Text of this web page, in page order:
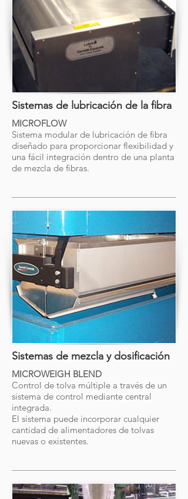
Sistemas de lubricación de la fibra
MICROFLOW
Sistema modular de lubricación de fibra
diseñado para proporcionar flexibilidad y
una fácil integración dentro de una planta
de mezcla de fibras.
Sistemas de mezcla y dosificación
MICROWEIGH BLEND
Control de tolva múltiple a través de un
sistema de control mediante central
integrada.
El sistema puede incorporar cualquier
cantidad de alimentadores de tolvas
nuevas o existentes.